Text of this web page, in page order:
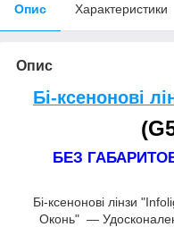
Опис Характеристики
Опис
Бі-ксенонові
БЕЗ
Бі-ксенонові лінзи
Оконь" —